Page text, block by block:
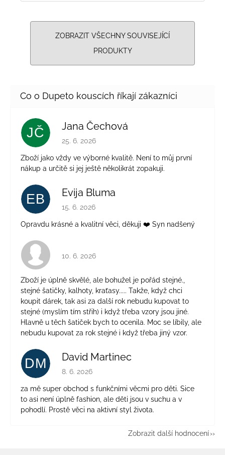
ZOBRAZIT VŠECHNY SOUVISEJÍCÍ
PRODUKTY
JČ Jana Čechová
Hodnocení obchodu je 5 z 5 hvězdiček.
25. 6. 2026
Zboží jako vždy ve výborné kvalitě. Není to můj první
nákup a určitě si jej ještě několikrát zopakuji.
EB Evija Bluma
Hodnocení obchodu je 5 z 5 hvězdiček.
15. 6. 2026
Opravdu krásné a kvalitní věci, děkuji ❤️ Syn nadšený
Hodnocení obchodu je 4 z 5 hvězdiček.
10. 6. 2026
Zboží je úplně skvělé, ale bohužel je pořád stejné.,
stejné šatičky, kalhoty, kraťasy..... Takže, když chci
koupit dárek, tak asi za další rok nebudu kupovat to
stejné (myslím tím střih) i když třeba vzory jsou jiné.
Hlavně u těch šatiček bych to ocenila. Moc se líbily, ale
nebudu kupovat za rok stejné i když třeba jiný vzor.
DM David Martinec
Hodnocení obchodu je 5 z 5 hvězdiček.
8. 6. 2026
za mě super obchod s funkčními věcmi pro děti. Sice
to asi není úplně fashion, ale děti jsou v suchu a v
pohodlí. Prostě věci na aktivní styl života.
Zobrazit další hodnocení